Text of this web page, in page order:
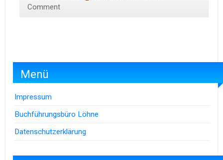
Comment
Menü
Impressum
Buchführungsbüro Löhne
Datenschutzerklärung